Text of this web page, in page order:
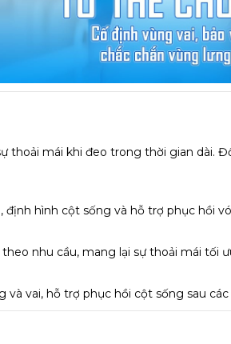
thoải mái khi đeo trong thời gian dài.
định hình cột sống và hỗ trợ phục hồi
nhu cầu, mang lại sự thoải mái tối
vai, hỗ trợ phục hồi cột sống sau